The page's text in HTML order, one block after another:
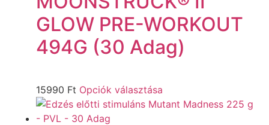
GLOW PRE-WORKOUT
494G (30 Adag)
15990 Ft Opciók választása